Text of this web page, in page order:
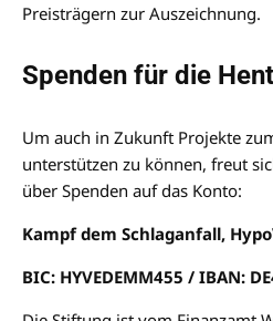
Preisträgern zur Auszeichnung.
Spenden für die
Um auch in Zukunft Projekte
unterstützen zu können, freut
über Spenden auf das Konto:
Kampf dem Schlaganfall,
BIC: HYVEDEMM455 / IBAN: